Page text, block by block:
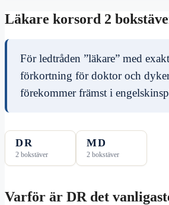
Läkare korsord 2
För ledtråden ”läkare” med
förkortning för doktor och
förekommer främst i
DR
2 bokstäver
MD
2 bokstäver
Varför är DR det